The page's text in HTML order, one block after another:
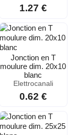
1.27 €
Jonction en T
moulure dim. 20x10
blanc
Elettrocanali
0.62 €